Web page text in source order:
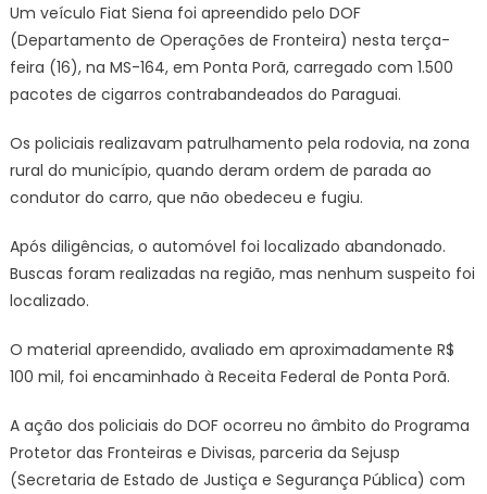
apreende
1,5
mil
pacotes
cigarros
em
Ponta
Um veículo Fiat Siena foi apreendido pelo DOF
(Departamento de Operações de Fronteira) nesta terça-
feira (16), na MS-164, em Ponta Porã, carregado com 1.500
pacotes de cigarros contrabandeados do Paraguai.
Os policiais realizavam patrulhamento pela rodovia, na zona
rural do município, quando deram ordem de parada ao
condutor do carro, que não obedeceu e fugiu.
Após diligências, o automóvel foi localizado abandonado.
Buscas foram realizadas na região, mas nenhum suspeito foi
localizado.
O material apreendido, avaliado em aproximadamente R$
100 mil, foi encaminhado à Receita Federal de Ponta Porã.
A ação dos policiais do DOF ocorreu no âmbito do Programa
Protetor das Fronteiras e Divisas, parceria da Sejusp
(Secretaria de Estado de Justiça e Segurança Pública) com